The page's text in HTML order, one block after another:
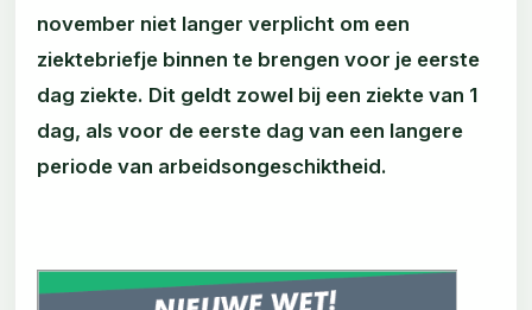
november niet langer verplicht om een
ziektebriefje binnen te brengen voor je eerste
dag ziekte. Dit geldt zowel bij een ziekte van 1
dag, als voor de eerste dag van een langere
periode van arbeidsongeschiktheid.